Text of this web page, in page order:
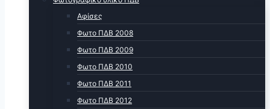
Αφίσες
Φωτο ΠΔΒ 2008
Φωτο ΠΔΒ 2009
Φωτο ΠΔΒ 2010
Φωτο ΠΔΒ 2011
Φωτο ΠΔΒ 2012